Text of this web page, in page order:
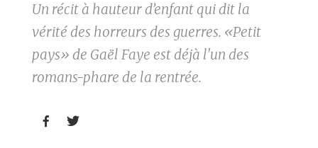
Un récit à hauteur d’enfant qui dit la
vérité des horreurs des guerres. «Petit
pays» de Gaël Faye est déjà l'un des
romans-phare de la rentrée.
 